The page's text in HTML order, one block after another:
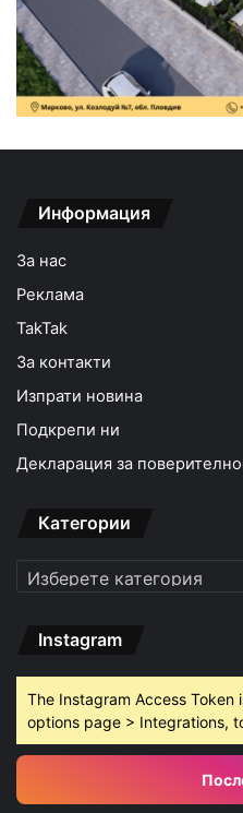
Информация
За нас
Реклама
TakTak
За контакти
Изпрати новина
Подкрепи ни
Декларация за
Категории
Категории
Instagram
The Instagram Access Token
options page > Integrations,